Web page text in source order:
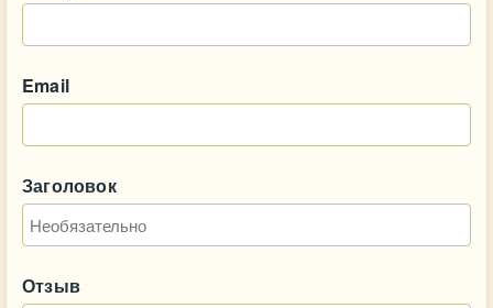
Email
Заголовок
Отзыв